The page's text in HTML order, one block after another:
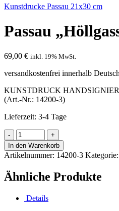
Kunstdrucke Passau 21x30 cm
Passau
69,00 € inkl. 19% MwSt.
versandkostenfrei innerhalb
KUNSTDRUCK
(Art.-Nr.: 14200-3)
Lieferzeit: 3-4 Tage
In den Warenkorb
Artikelnummer: 14200-3 Kategorie:
Ähnliche Produkte
Details